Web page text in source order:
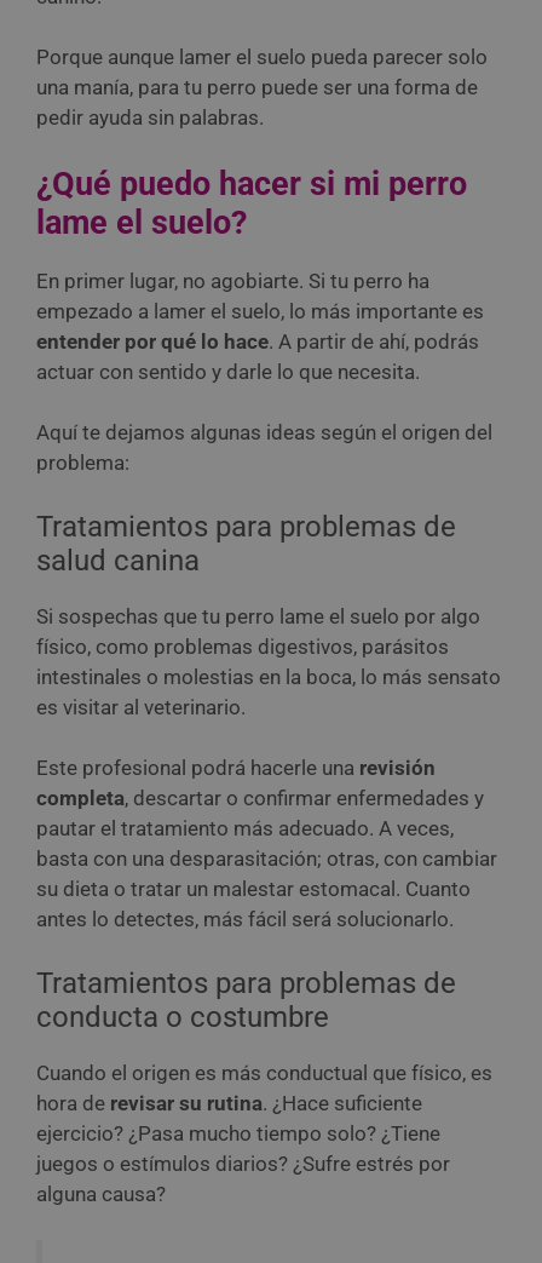
Porque aunque lamer el suelo pueda parecer solo
una manía, para tu perro puede ser una forma de
pedir ayuda sin palabras.
¿Qué puedo hacer si mi perro
lame el suelo?
En primer lugar, no agobiarte. Si tu perro ha
empezado a lamer el suelo, lo más importante es
entender por qué lo hace. A partir de ahí, podrás
actuar con sentido y darle lo que necesita.
Aquí te dejamos algunas ideas según el origen del
problema:
Tratamientos para problemas de
salud canina
Si sospechas que tu perro lame el suelo por algo
físico, como problemas digestivos, parásitos
intestinales o molestias en la boca, lo más sensato
es visitar al veterinario.
Este profesional podrá hacerle una revisión
completa, descartar o confirmar enfermedades y
pautar el tratamiento más adecuado. A veces,
basta con una desparasitación; otras, con cambiar
su dieta o tratar un malestar estomacal. Cuanto
antes lo detectes, más fácil será solucionarlo.
Tratamientos para problemas de
conducta o costumbre
Cuando el origen es más conductual que físico, es
hora de revisar su rutina. ¿Hace suficiente
ejercicio? ¿Pasa mucho tiempo solo? ¿Tiene
juegos o estímulos diarios? ¿Sufre estrés por
alguna causa?